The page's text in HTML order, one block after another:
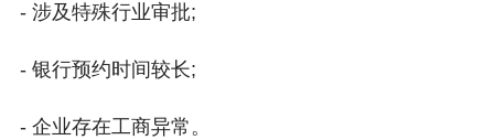
- 涉及特殊行业审批;
- 银行预约时间较长;
- 企业存在工商异常。